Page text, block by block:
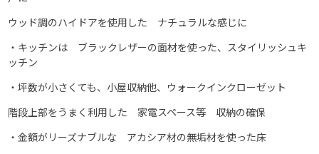
ウッド調のハイドアを使用した ナチュラルな感じに
・キッチンは ブラックレザーの面材を使った、スタイリッシュキ
ッチン
・坪数が小さくても、小屋収納他、ウォークインクローゼット
階段上部をうまく利用した 家電スペース等 収納の確保
・金額がリーズナブルな アカシア材の無垢材を使った床